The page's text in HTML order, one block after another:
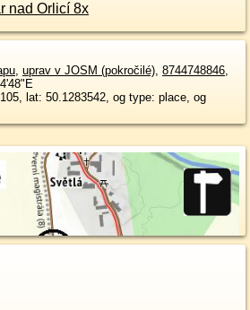
nad Orlicí 8x
, uprav v JOSM (pokročilé), 8744748846,
lat: 50.1283542, og type: place, og